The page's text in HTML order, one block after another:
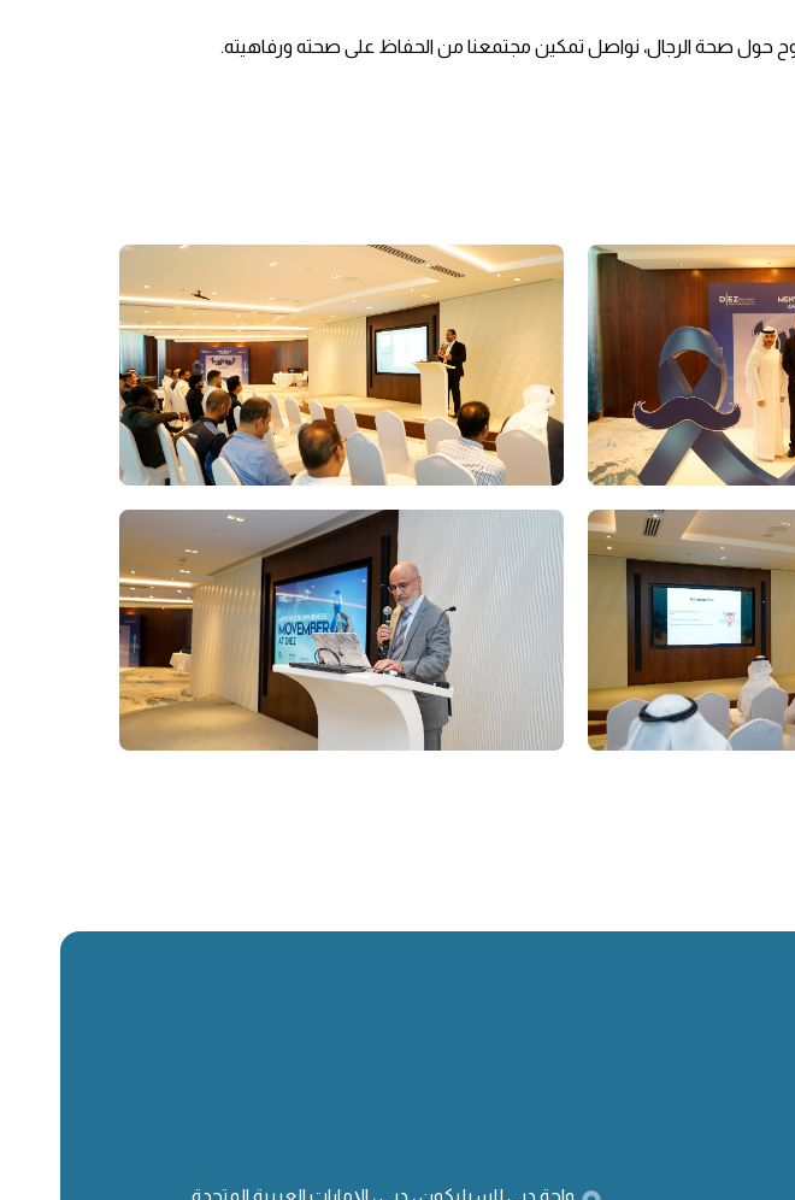
حول صحة الرجال، نواصل تمكين مجتمعنا من الحفاظ على صحته ورفاهيته.